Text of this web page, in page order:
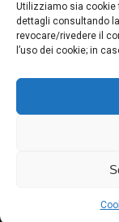
Utilizziamo sia cookie
dettagli consultando
revocare/rivedere il
l’uso dei cookie; in
R.E.A. n. 214063
Società
Credits
Privacy e Cookie